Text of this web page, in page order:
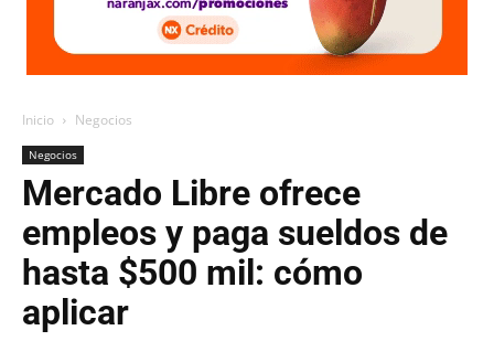
Inicio Negocios
Negocios
Mercado Libre ofrece
empleos y paga sueldos de
hasta $500 mil: cómo
aplicar